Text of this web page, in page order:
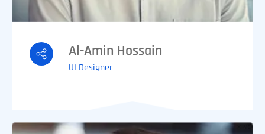
Al-Amin Hossain
UI Designer